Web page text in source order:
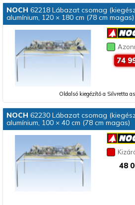
NOCH 62218 Lábazat csomag
alumínium, 120 × 180 cm (78 cm magas)
74
Oldalsó kiegézítő a Silvretta
NOCH 62230 Lábazat csomag
alumínium, 100 × 40 cm (78 cm magas)
48